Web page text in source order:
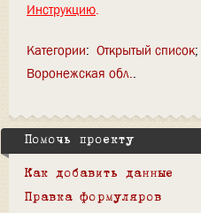
Инструкцию.
Категории: Открытый список
Воронежская обл.
Помочь проекту
Как добавить данные
Правка формуляров